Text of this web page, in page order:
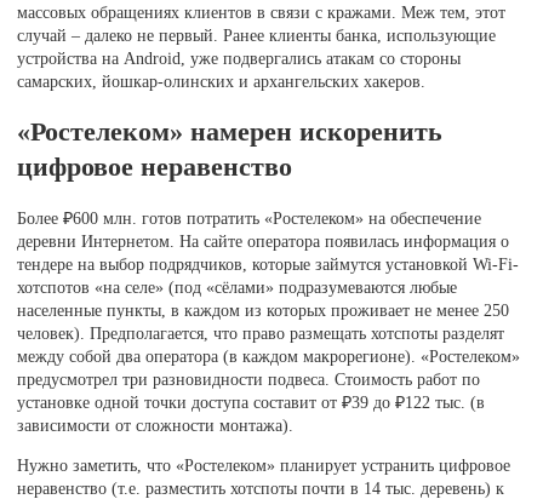
массовых обращениях клиентов в связи с кражами. Меж тем, этот
случай – далеко не первый. Ранее клиенты банка, использующие
устройства на Android, уже подвергались атакам со стороны
самарских, йошкар-олинских и архангельских хакеров.
«Ростелеком» намерен искоренить
цифровое неравенство
Более ₽600 млн. готов потратить «Ростелеком» на обеспечение
деревни Интернетом. На сайте оператора появилась информация о
тендере на выбор подрядчиков, которые займутся установкой Wi-Fi-
хотспотов «на селе» (под «сёлами» подразумеваются любые
населенные пункты, в каждом из которых проживает не менее 250
человек). Предполагается, что право размещать хотспоты разделят
между собой два оператора (в каждом макрорегионе). «Ростелеком»
предусмотрел три разновидности подвеса. Стоимость работ по
установке одной точки доступа составит от ₽39 до ₽122 тыс. (в
зависимости от сложности монтажа).
Нужно заметить, что «Ростелеком» планирует устранить цифровое
неравенство (т.е. разместить хотспоты почти в 14 тыс. деревень) к